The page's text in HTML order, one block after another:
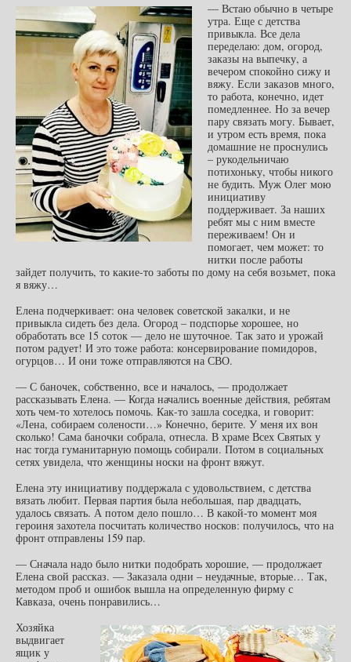
— Встаю обычно в четыре
утра. Еще с детства
привыкла. Все дела
переделаю: дом, огород,
заказы на выпечку, а
вечером спокойно сижу и
вяжу. Если заказов много,
то работа, конечно, идет
помедленнее. Но за вечер
пару связать могу. Бывает,
и утром есть время, пока
домашние не проснулись
– рукодельничаю
потихоньку, чтобы никого
не будить. Муж Олег мою
инициативу
поддерживает. За наших
ребят мы с ним вместе
переживаем! Он и
помогает, чем может: то
нитки после работы
зайдет получить, то какие-то заботы по дому на себя возьмет, пока
я вяжу…
Елена подчеркивает: она человек советской закалки, и не
привыкла сидеть без дела. Огород – подспорье хорошее, но
обработать все 15 соток — дело не шуточное. Так зато и урожай
потом радует! И это тоже работа: консервирование помидоров,
огурцов… И они тоже отправляются на СВО.
— С баночек, собственно, все и началось, — продолжает
рассказывать Елена. — Когда начались военные действия, ребятам
хоть чем-то хотелось помочь. Как-то зашла соседка, и говорит:
«Лена, собираем солености…» Конечно, берите. У меня их вон
сколько! Сама баночки собрала, отнесла. В храме Всех Святых у
нас тогда гуманитарную помощь собирали. Потом в социальных
сетях увидела, что женщины носки на фронт вяжут.
Елена эту инициативу поддержала с удовольствием, с детства
вязать любит. Первая партия была небольшая, пар двадцать,
удалось связать. А потом дело пошло… В какой-то момент моя
героиня захотела посчитать количество носков: получилось, что на
фронт отправлены 159 пар.
— Сначала надо было нитки подобрать хорошие, — продолжает
Елена свой рассказ. — Заказала одни – неудачные, вторые… Так,
методом проб и ошибок вышла на определенную фирму с
Кавказа, очень понравились…
Хозяйка
выдвигает
ящик у